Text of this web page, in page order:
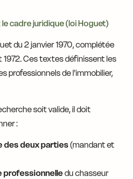
cadre juridique (loi Hoguet)
du 2 janvier 1970, complétée
1972. Ces textes définissent les
professionnels de l'immobilier,
soit valide, il doit
:
des deux parties(mandant et
professionnelledu chasseur